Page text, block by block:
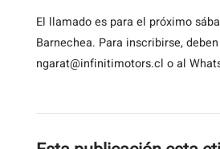
El llamado es para el próximo
Barnechea. Para inscribirse,
ngarat@infinitimotors.cl o al